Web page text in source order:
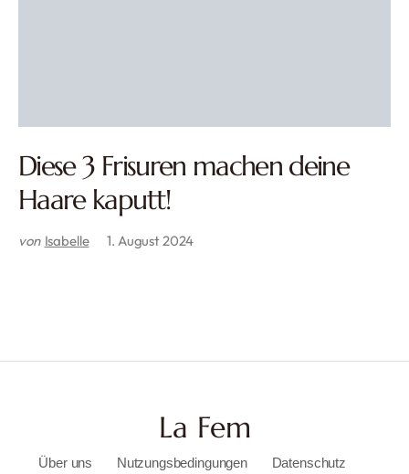
Diese 3 Frisuren machen deine
Haare kaputt!
von Isabelle 1. August 2024
La Fem
Über uns Nutzungsbedingungen Datenschutz